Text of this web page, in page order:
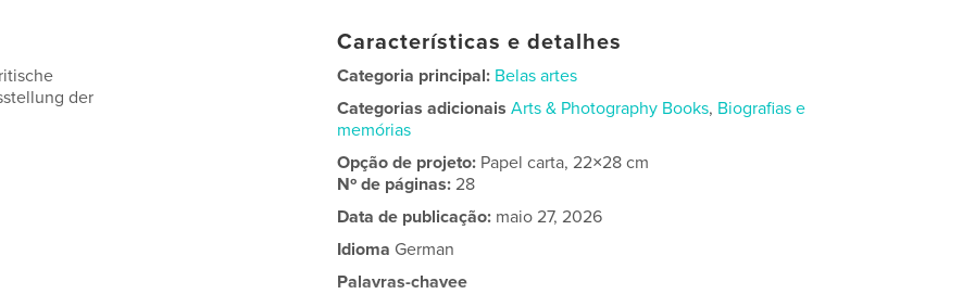
der
Características e detalhes
Categoria principal: Belas artes
Categorias adicionais Arts & Photography Books, Biografias e
memórias
Opção de projeto: Papel carta, 22×28 cm
Nº de páginas:28
Data de publicação: maio 27, 2026
Idioma German
Palavras-chavee